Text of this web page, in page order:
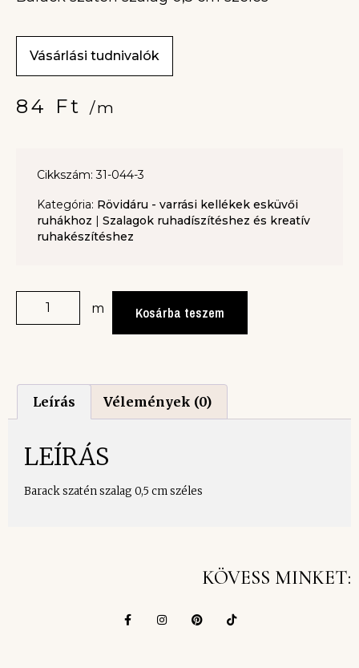
Vásárlási tudnivalók
84 Ft /m
Cikkszám: 31-044-3
Kategória: Rövidáru - varrási kellékek esküvői
ruhákhoz | Szalagok ruhadíszítéshez és kreatív
ruhakészítéshez
m Kosárba teszem
Leírás Vélemények (0)
LEÍRÁS
Barack szatén szalag 0,5 cm széles
KÖVESS MINKET: